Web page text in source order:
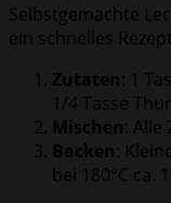
Selbstgemachte
ein schnelles
Zutaten: 1
1/4 Tasse
Mischen:
Backen:
bei 180°C ca.